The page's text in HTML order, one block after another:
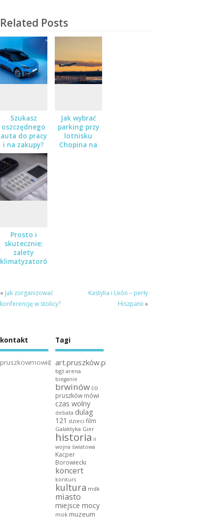
Related Posts
Szukasz
oszczędnego
auta do pracy
i na zakupy?
Sprawdź
Nissana Micra
w salonie
Zaborowski
Jak wybrać
parking przy
lotnisku
Chopina na
Prosto i
skutecznie:
zalety
klimatyzatorów
« Jak zorganizować
konferencję w stolicy?
Kastylia i León – perły
Hiszpanii »
kontakt
pruszkowmowi@gmail.com
Tagi
art.pruszków.pl
bgż arena
bieganie
brwinów co
pruszków mówi
czas wolny
debata dulag
121 dzieci film
Galaktyka Gier
historia ii
wojna światowa
Kacper
Borowiecki
koncert
konkurs
kultura mdk
miasto
miejsce mocy
mok muzeum